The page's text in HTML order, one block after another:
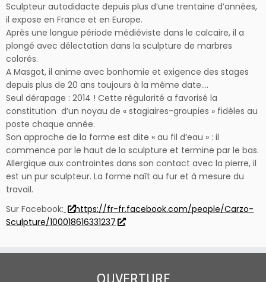
Sculpteur autodidacte depuis plus d’une trentaine d’années,
il expose en France et en Europe.
Après une longue période médiéviste dans le calcaire, il a
plongé avec délectation dans la sculpture de marbres
colorés.
A Masgot, il anime avec bonhomie et exigence des stages
depuis plus de 20 ans toujours à la même date….
Seul dérapage : 2014 ! Cette régularité a favorisé la
constitution d’un noyau de « stagiaires-groupies » fidèles au
poste chaque année.
Son approche de la forme est dite « au fil d’eau » : il
commence par le haut de la sculpture et termine par le bas.
Allergique aux contraintes dans son contact avec la pierre, il
est un pur sculpteur. La forme naît au fur et à mesure du
travail.
Sur Facebook:
https://fr-fr.facebook.com/people/Carzo-
Sculpture/100018616331237